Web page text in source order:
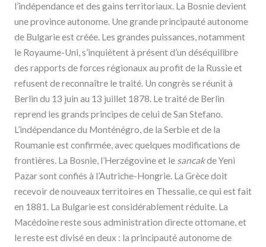
l’indépendance et des gains territoriaux. La Bosnie devient
une province autonome. Une grande principauté autonome
de Bulgarie est créée. Les grandes puissances, notamment
le Royaume-Uni, s’inquiètent à présent d’un déséquilibre
des rapports de forces régionaux au profit de la Russie et
refusent de reconnaître le traité. Un congrès se réunit à
Berlin du 13 juin au 13 juillet 1878. Le traité de Berlin
reprend les grands principes de celui de San Stefano.
L’indépendance du Monténégro, de la Serbie et de la
Roumanie est confirmée, avec quelques modifications de
frontières. La Bosnie, l’Herzégovine et le sancakde Yeni
Pazar sont confiés à l’Autriche-Hongrie. La Grèce doit
recevoir de nouveaux territoires en Thessalie, ce qui est fait
en 1881. La Bulgarie est considérablement réduite. La
Macédoine reste sous administration directe ottomane, et
le reste est divisé en deux : la principauté autonome de